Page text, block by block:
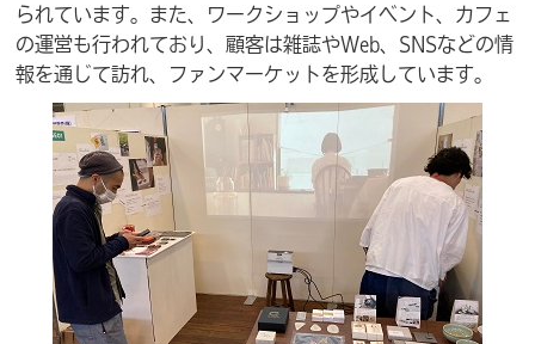
られています。また、ワークショップやイベント、カフェ
の運営も行われており、顧客は雑誌やWeb、SNSなどの情
報を通じて訪れ、ファンマーケットを形成しています。